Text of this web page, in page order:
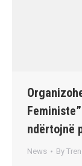
ndërtojnë
News By